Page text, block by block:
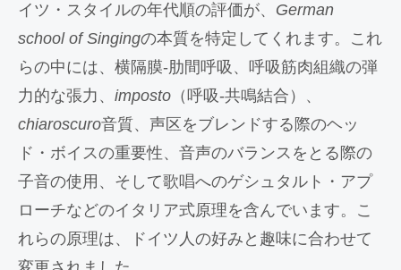
イツ・スタイルの年代順の評価が、 German
school of Singingの本質を特定してくれます。これ
らの中には、横隔膜‐肋間呼吸、呼吸筋肉組織の弾
力的な張力、 imposto （呼吸-共鳴結合）、
chiaroscuro音質、声区をブレンドする際のヘッ
ド・ボイスの重要性、音声のバランスをとる際の
子音の使用、そして歌唱へのゲシュタルト・アプ
ローチなどのイタリア式原理を含んでいます。こ
れらの原理は、ドイツ人の好みと趣味に合わせて